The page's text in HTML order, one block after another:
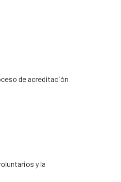
de acreditación
y la